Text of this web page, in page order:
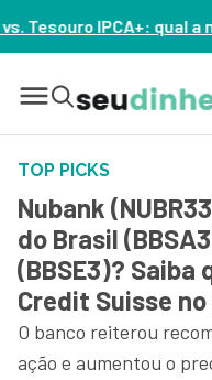
opção para o seu
TOP PICKS
Nubank
do Brasil
(BBSE3)? Saiba
Credit Suisse
O banco reiterou
ação e aumentou o